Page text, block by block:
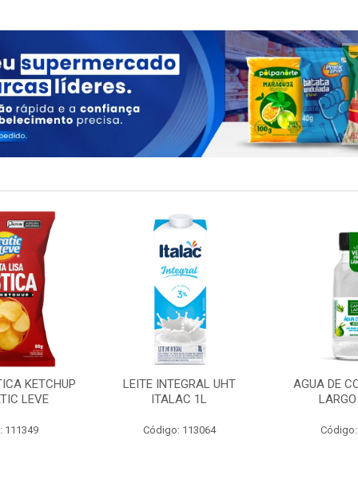
KETCHUP
LEVE
111349
LEITE INTEGRAL UHT
ITALAC 1L
Código: 113064
AGUA DE
Código: